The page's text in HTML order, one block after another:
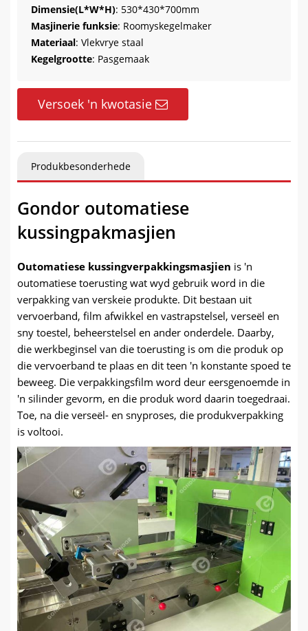
Dimensie(L*W*H): 530*430*700mm
Masjinerie funksie: Roomyskegelmaker
Materiaal: Vlekvrye staal
Kegelgrootte: Pasgemaak
Versoek 'n kwotasie
Produkbesonderhede
Gondor outomatiese
kussingpakmasjien
Outomatiese kussingverpakkingsmasjien is 'n
outomatiese toerusting wat wyd gebruik word in die
verpakking van verskeie produkte. Dit bestaan ​​uit
vervoerband, film afwikkel en vastrapstelsel, verseël en
sny toestel, beheerstelsel en ander onderdele. Daarby,
die werkbeginsel van die toerusting is om die produk op
die vervoerband te plaas en dit teen 'n konstante spoed te
beweeg. Die verpakkingsfilm word deur eersgenoemde in
'n silinder gevorm, en die produk word daarin toegedraai.
Toe, na die verseël- en snyproses, die produkverpakking
is voltooi.